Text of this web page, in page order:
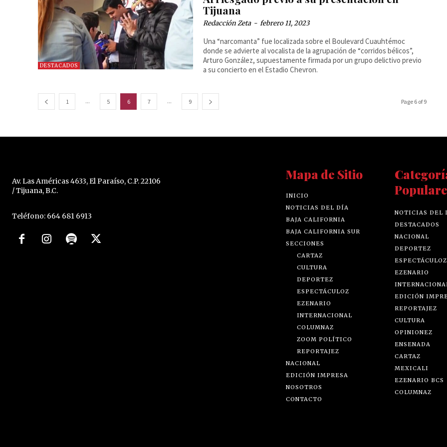
DESTACADOS
Tijuana
Redacción Zeta - febrero 11, 2023
Una “narcomanta” fue localizada sobre el Boulevard Cuauhtémoc
donde se advierte al vocalista de la agrupación de “corridos bélicos”,
Arturo González, supuestamente firmada por un grupo delictivo previo
a su concierto en el Estadio Chevron.
1 ... 5 6 7 ... 9 Page 6 of 9
Av. Las Américas 4633, El Paraíso, C.P. 22106
/ Tijuana, B.C.
Teléfono: 664 681 6913
Mapa de Sitio
INICIO
NOTICIAS DEL DÍA
BAJA CALIFORNIA
BAJA CALIFORNIA SUR
SECCIONES
CARTAZ
CULTURA
DEPORTEZ
ESPECTÁCULOZ
EZENARIO
INTERNACIONAL
COLUMNAZ
ZOOM POLÍTICO
REPORTAJEZ
NACIONAL
EDICIÓN IMPRESA
NOSOTROS
CONTACTO
NOTICIAS DEL
DESTACADOS
NACIONAL
DEPORTEZ
ESPECTÁCULOZ
EZENARIO
EDICIÓN
REPORTAJEZ
CULTURA
OPINIONEZ
ENSENADA
CARTAZ
MEXICALI
EZENARIO BCS
COLUMNAZ